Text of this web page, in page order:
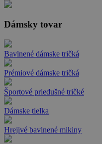
Dámsky tovar
Bavlnené dámske tričká
Prémiové dámske tričká
Športové priedušné tričké
Dámske tielka
Hrejivé bavlnené mikiny